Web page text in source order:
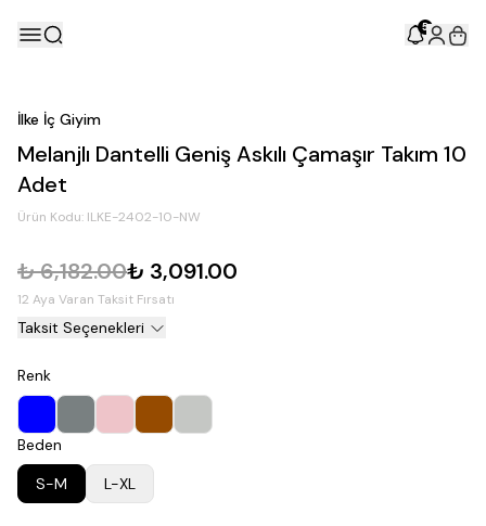
5
İlke İç Giyim
Melanjlı Dantelli Geniş Askılı Çamaşır Takım 10
Adet
Ürün Kodu: ILKE-2402-10-NW
₺ 6,182.00₺ 3,091.00
12 Aya Varan Taksit Fırsatı
Taksit Seçenekleri
Renk
Beden
S-M
L-XL